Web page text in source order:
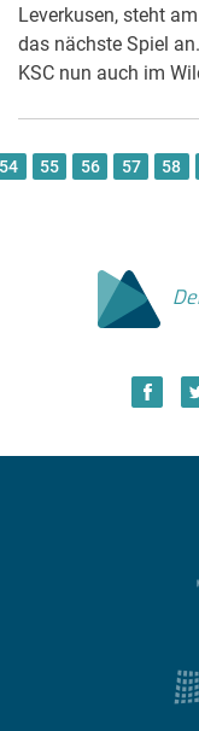
Leverkusen, steht
das nächste Spiel
KSC nun auch im
54 55 56 57 58